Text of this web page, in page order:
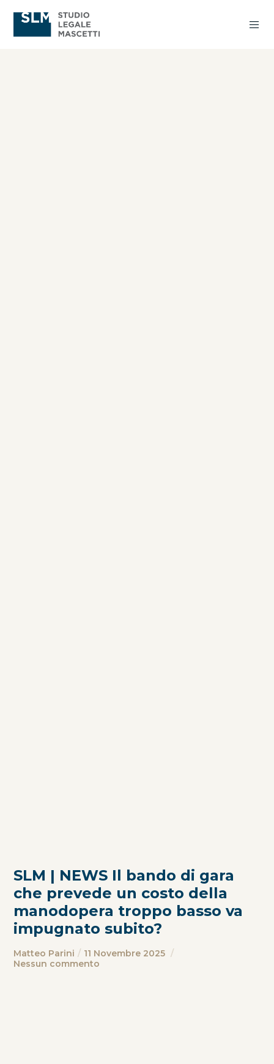
SLM | NEWS Il bando di gara
che prevede un costo della
manodopera troppo basso va
impugnato subito?
Matteo Parini
11 Novembre 2025
Nessun commento